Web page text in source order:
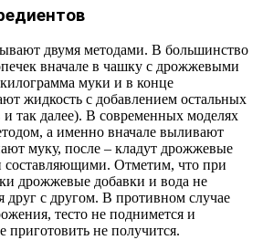
двумя методами. В большинство
вначале в чашку с дрожжевыми
муки и в конце
жидкость с добавлением остальных
так далее). В современных моделях
а именно вначале выливают
муку, после – кладут дрожжевые
составляющими. Отметим, что при
дрожжевые добавки и вода не
друг с другом. В противном случае
тесто не поднимется и
приготовить не получится.